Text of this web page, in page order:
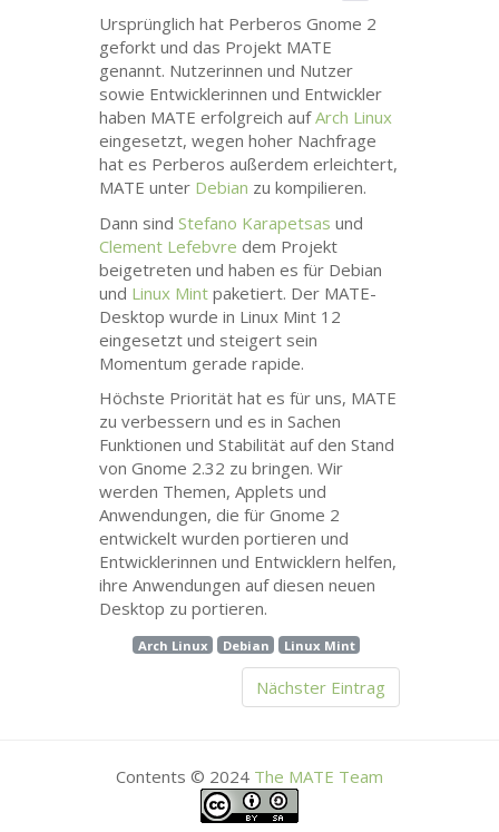
Ursprünglich hat Perberos Gnome 2
geforkt und das Projekt MATE
genannt. Nutzerinnen und Nutzer
sowie Entwicklerinnen und Entwickler
haben MATE erfolgreich aufArch Linux
eingesetzt, wegen hoher Nachfrage
hat es Perberos außerdem erleichtert,
MATE unter Debian zu kompilieren.
Dann sindStefano Karapetsas und
Clement Lefebvre dem Projekt
beigetreten und haben es für Debian
und Linux Mint paketiert. Der MATE-
Desktop wurde in Linux Mint 12
eingesetzt und steigert sein
Momentum gerade rapide.
Höchste Priorität hat es für uns, MATE
zu verbessern und es in Sachen
Funktionen und Stabilität auf den Stand
von Gnome 2.32 zu bringen. Wir
werden Themen, Applets und
Anwendungen, die für Gnome 2
entwickelt wurden portieren und
Entwicklerinnen und Entwicklern helfen,
ihre Anwendungen auf diesen neuen
Desktop zu portieren.
Arch Linux Debian Linux Mint
Nächster Eintrag
Contents © 2024 The MATE Team